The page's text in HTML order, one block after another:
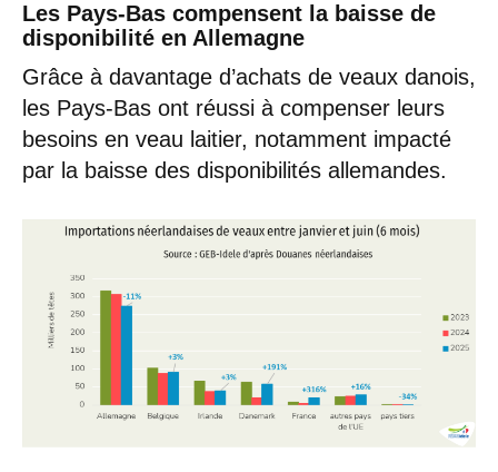
Les Pays-Bas compensent la baisse de
disponibilité en Allemagne
Grâce à davantage d’achats de veaux danois,
les Pays-Bas ont réussi à compenser leurs
besoins en veau laitier, notamment impacté
par la baisse des disponibilités allemandes.